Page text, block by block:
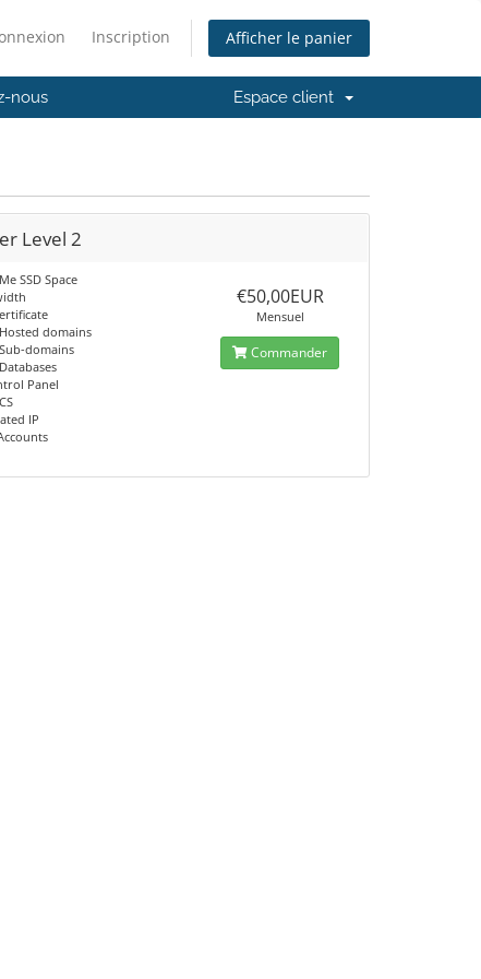
Inscription Afficher le panier
nous Espace client
Level 2
SSD Space
domains
domains
Panel
IP
€50,00EUR
Mensuel
Commander